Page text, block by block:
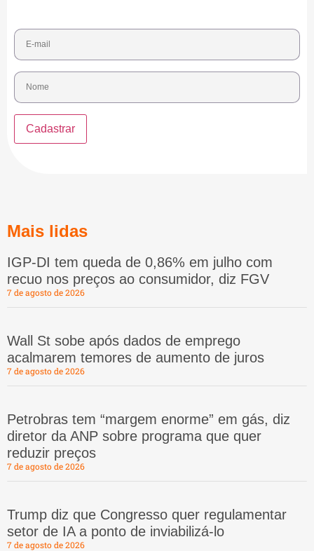
Mais lidas
IGP-DI tem queda de 0,86% em julho com
recuo nos preços ao consumidor, diz FGV
7 de agosto de 2026
Wall St sobe após dados de emprego
acalmarem temores de aumento de juros
7 de agosto de 2026
Petrobras tem “margem enorme” em gás, diz
diretor da ANP sobre programa que quer
reduzir preços
7 de agosto de 2026
Trump diz que Congresso quer regulamentar
setor de IA a ponto de inviabilizá-lo
7 de agosto de 2026